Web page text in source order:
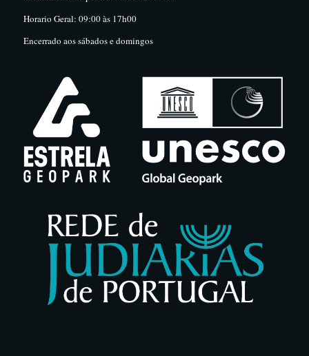
Horario Geral: 09:00 às 17h00
Encerrado aos sábados e domingos